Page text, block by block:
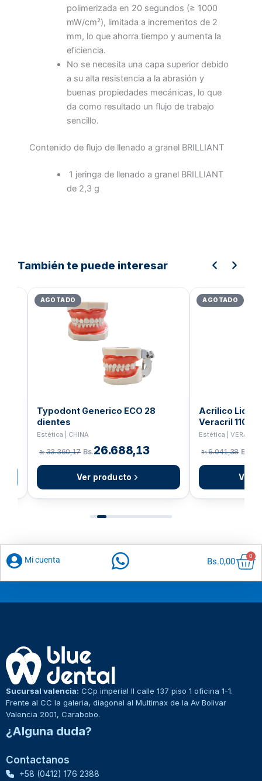
polimerizada en 20 segundos (≥ 1000
mW/cm²), limitada a incrementos de 2
mm, lo que ahorra tiempo y aumenta la
eficiencia.
No se necesita una capa superior debido
a su alta resistencia a la abrasión y
buenas propiedades mecánicas, lo que
da como resultado un flujo de trabajo
sencillo.
Contenido de flujo de llenado a granel BRILLIANT
1 jeringa de llenado a granel BRILLIANT
de 2,3 g
También te puede interesar
original
era:
Bs.16.050,38.
AGOTADO
Typodont Generico ECO 28
dientes
Estética | CHINA
Bs.33.360,17 Bs.26.688,13
Ver producto
AGOTADO
Acrilico
Veracril 110ml
Estética |
Bs.6.041,38 Bs.
Ver
Mi cuenta Bs.0,00
0
Sucursal valencia: CCp imperial II calle 137 piso 1 oficina 1-1.
Frente al CC la galeria, diagonal al Multimax de la Av Bolivar
Valencia 2001, Carabobo.
¿Alguna duda?
Contactanos
+58 (0412) 176 2388